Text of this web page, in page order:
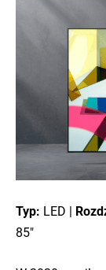
Typ: LED |
85″